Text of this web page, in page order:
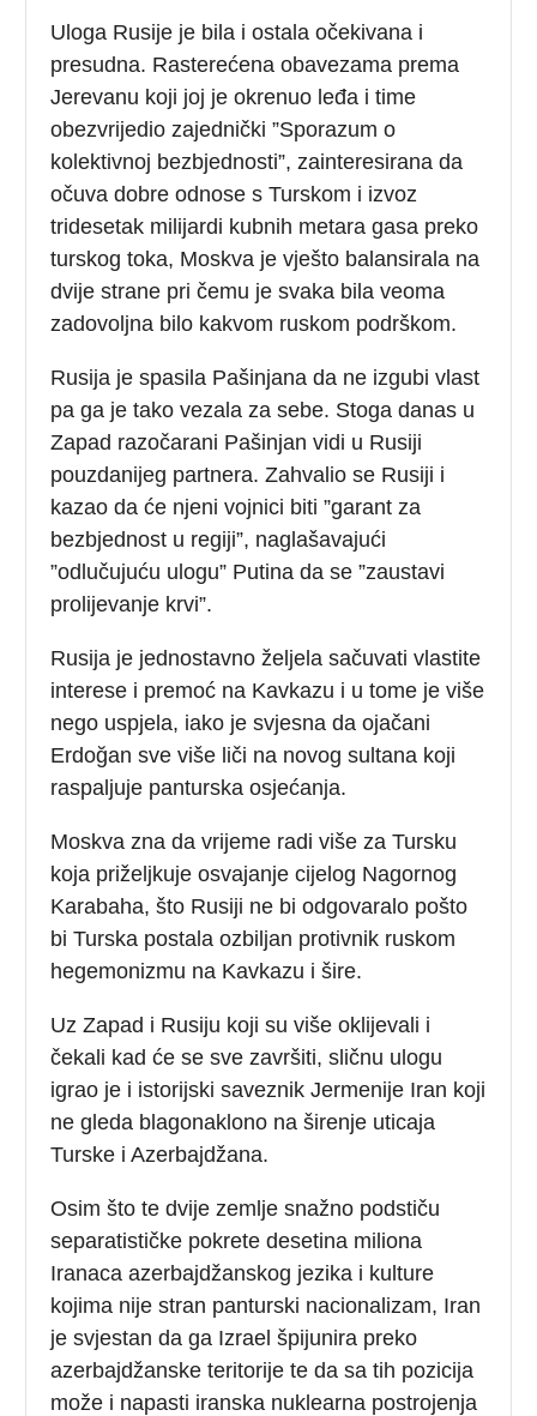
Uloga Rusije je bila i ostala očekivana i
presudna. Rasterećena obavezama prema
Jerevanu koji joj je okrenuo leđa i time
obezvrijedio zajednički ”Sporazum o
kolektivnoj bezbjednosti”, zainteresirana da
očuva dobre odnose s Turskom i izvoz
tridesetak milijardi kubnih metara gasa preko
turskog toka, Moskva je vješto balansirala na
dvije strane pri čemu je svaka bila veoma
zadovoljna bilo kakvom ruskom podrškom.
Rusija je spasila Pašinjana da ne izgubi vlast
pa ga je tako vezala za sebe. Stoga danas u
Zapad razočarani Pašinjan vidi u Rusiji
pouzdanijeg partnera. Zahvalio se Rusiji i
kazao da će njeni vojnici biti ”garant za
bezbjednost u regiji”, naglašavajući
”odlučujuću ulogu” Putina da se ”zaustavi
prolijevanje krvi”.
Rusija je jednostavno željela sačuvati vlastite
interese i premoć na Kavkazu i u tome je više
nego uspjela, iako je svjesna da ojačani
Erdoğan sve više liči na novog sultana koji
raspaljuje panturska osjećanja.
Moskva zna da vrijeme radi više za Tursku
koja priželjkuje osvajanje cijelog Nagornog
Karabaha, što Rusiji ne bi odgovaralo pošto
bi Turska postala ozbiljan protivnik ruskom
hegemonizmu na Kavkazu i šire.
Uz Zapad i Rusiju koji su više oklijevali i
čekali kad će se sve završiti, sličnu ulogu
igrao je i istorijski saveznik Jermenije Iran koji
ne gleda blagonaklono na širenje uticaja
Turske i Azerbajdžana.
Osim što te dvije zemlje snažno podstiču
separatističke pokrete desetina miliona
Iranaca azerbajdžanskog jezika i kulture
kojima nije stran panturski nacionalizam, Iran
je svjestan da ga Izrael špijunira preko
azerbajdžanske teritorije te da sa tih pozicija
može i napasti iranska nuklearna postrojenja